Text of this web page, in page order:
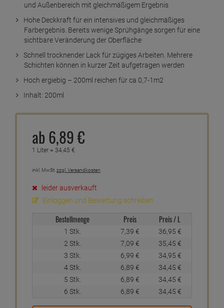
und Außenbereich mit gleichmäßigem Ergebnis
Hohe Deckkraft für ein intensives und gleichmäßiges
Farbergebnis. Bereits wenige Sprühgänge sorgen für eine
sichtbare Veränderung der Oberfläche
Schnell trocknender Lack für zügiges Arbeiten. Mehrere
Schichten können in kurzer Zeit aufgetragen werden
Hoch ergiebig – 200ml reichen für ca 0,7-1m2
Inhalt: 200ml
ab 6,89€
1 Liter = 34,45 €
inkl. MwSt.zzgl. Versandkosten
leider ausverkauft
Einloggen und Bewertung schreiben
Bestellmenge Preis Preis / L
1 Stk. 7, 39 € 36, 95 €
2 Stk.
7, 09 € 35, 45 €
3 Stk.
6, 99 € 34,95 €
4 Stk.
6, 89 € 34,45 €
5 Stk.
6, 89 € 34,45 €
6 Stk.
6, 89 € 34,45 €